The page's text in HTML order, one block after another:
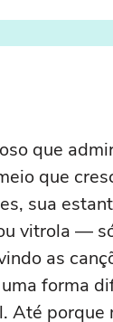
que
que
sua
vitrola —
as
forma
Até porque